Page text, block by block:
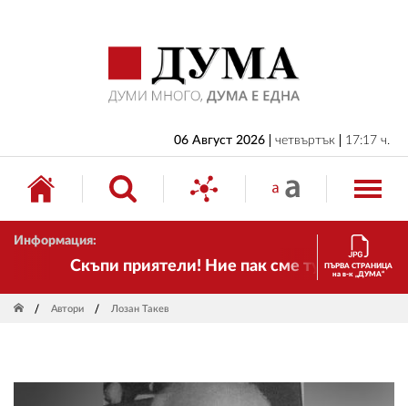
06 Август 2026 четвъртък 17:17 ч.
Информация:
Скъпи приятели! Ние пак сме тук! Времето
ПЪРВА СТРАНИЦА
на в-к „ДУМА“
Автори Лозан Такев
БЪЛГАРИЯ
ИКОНОМИКА
ИЗБОРИ
СВЯТ